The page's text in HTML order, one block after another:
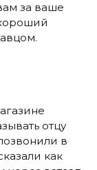
за ваше
отцу
в
как